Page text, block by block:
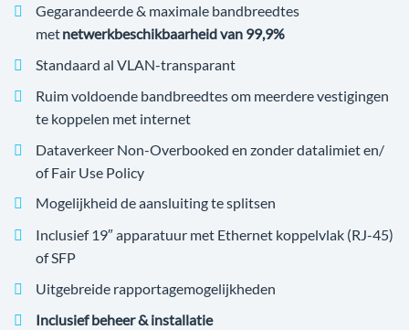
Gegarandeerde & maximale bandbreedtes
metnetwerkbeschikbaarheid van 99,9%
Standaard al VLAN-transparant
Ruim voldoende bandbreedtes om meerdere vestigingen
te koppelen met internet
Dataverkeer Non-Overbooked en zonder datalimiet en/
of Fair Use Policy
Mogelijkheid de aansluiting te splitsen
Inclusief 19″ apparatuur met Ethernet koppelvlak (RJ-45)
of SFP
Uitgebreide rapportagemogelijkheden
Inclusief beheer & installatie